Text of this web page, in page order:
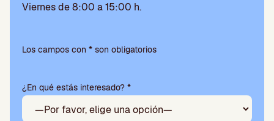
Viernes de 8:00 a 15:00 h.
favor,
campo
vacío.
Los campos con * son obligatorios
¿En qué estás interesado? *